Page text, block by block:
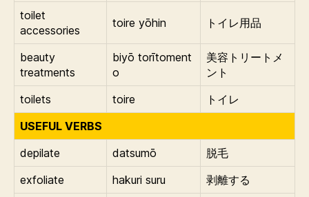
toilet
accessories
toire yōhin トイレ用品
beauty
treatments
biyō torītoment
o
美容トリートメ
ント
toilets
toire
トイレ
USEFUL VERBS
depilate
datsumō
脱毛
exfoliate
hakuri suru
剥離する